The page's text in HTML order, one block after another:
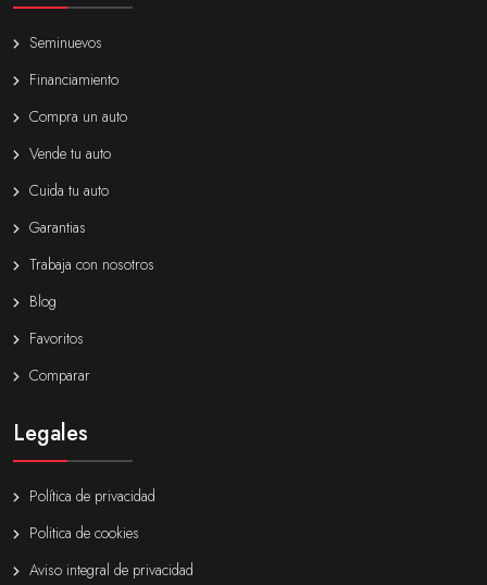
Seminuevos
Financiamiento
Compra un auto
Vende tu auto
Cuida tu auto
Garantias
Trabaja con nosotros
Blog
Favoritos
Comparar
Legales
Política de privacidad
Politica de cookies
Aviso integral de privacidad